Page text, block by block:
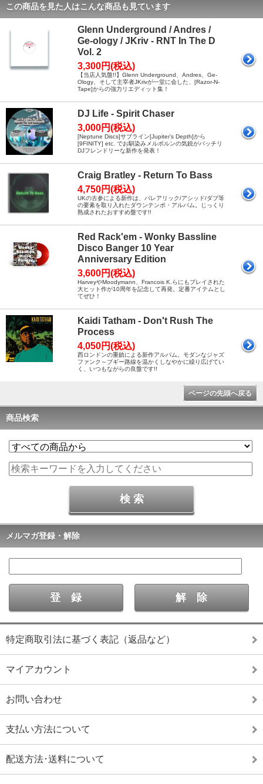
この商品を見た人はこんな商品も見ています
Glenn Underground / Andres /
Ge-ology / JKriv - RNT In The D
Vol. 2
3,300円(税込)
【当店人気盤!!】Glenn Underground、Andres、Ge-
Ology、そして主宰者JKrivが一堂に会した、[Razor-N-
Tape]からの強力リエディット集！
DJ Life - Spirit Chaser
3,000円(税込)
[Neptune Discs]サブライン[Jupiter’s Depth]から
[9FINITY] etc. でお馴染みメルボルンの気鋭がバッチリ
DJフレンドリーな新作を発表！
Craig Bratley - Return To Bass
4,750円(税込)
UKの古参による新作は、バレアリック/アシッド/ダブ等
の要素を取り入れたダウンテンポ・アルバム。じっくり
熟成されたおすすめ盤です!!
Red Rack'em - Wonky Bassline
Disco Banger 10 Year
Anniversary Edition
3,600円(税込)
HarveyやMoodymann、Francois K.らにもプレイされた
大ヒット作が10周年を記念して再発。定番アイテムとし
てぜひ！
Kaidi Tatham - Don't Rush The
Process
4,050円(税込)
西ロンドンの重鎮による新作アルバム。モダンなジャズ
ファンク～ブギー路線を温かくしなやかに繰り広げてい
く、いつもながらの良盤です!!
ページの先頭へ戻る
商品検索
メルマガ登録・解除
特定商取引法に基づく表記（返品など）
マイアカウント
お問い合わせ
支払い方法について
配送方法･送料について